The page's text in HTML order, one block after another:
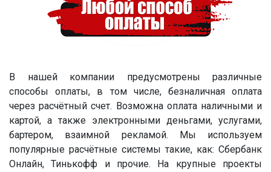
В нашей компании предусмотрены различные
способы оплаты, в том числе, безналичная оплата
через расчётный счет. Возможна оплата наличными и
картой, а также электронными деньгами, услугами,
бартером, взаимной рекламой. Мы используем
популярные расчётные системы такие, как: Сбербанк
Онлайн, Тинькофф и прочие. На крупные проекты